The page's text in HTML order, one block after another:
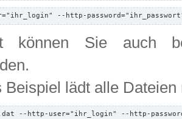
--http-
können Sie auch
Beispiel lädt alle
--http-user="ihr_login" --http-